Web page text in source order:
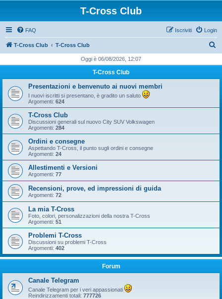
T-Cross Club
FAQ Login
Iscriviti
T-Cross Club T-Cross Club
c
Oggi è 06/08/2026, 12:07
T-Cross Club
Presentazioni e benvenuto ai nuovi membri
I nuovi iscritti si presentano, è gradito un saluto
Argomenti: 624
T-Cross Club
Discussioni generali sul nuovo City SUV Volkswagen
Argomenti: 284
Ordini e consegne
Aspettando T-Cross, il punto sugli ordini e consegne
Argomenti: 24
Allestimenti e Versioni
Argomenti: 77
Recensioni, prove, ed impressioni di guida
Argomenti: 72
La mia T-Cross
Foto, colori, personalizzazioni della nostra T-Cross
Argomenti: 51
Problemi T-Cross
Discussioni su problemi T-Cross
Argomenti: 402
Forum
Canale Telegram
Canale Telegram per i veri appassionati
Reindirizzamenti totali: 777726